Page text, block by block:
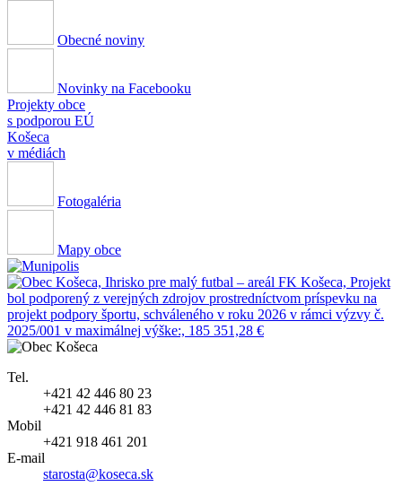
Obecné noviny
Novinky na Facebooku
Projekty obce
s podporou EÚ
Košeca
v médiách
Fotogaléria
Mapy obce
Tel.
+421 42 446 80 23
+421 42 446 81 83
Mobil
+421 918 461 201
E-mail
starosta@koseca.sk